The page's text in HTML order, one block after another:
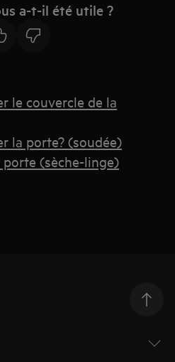
a-t-il été utile ?
le couvercle de la
la porte? (soudée)
(sèche-linge)